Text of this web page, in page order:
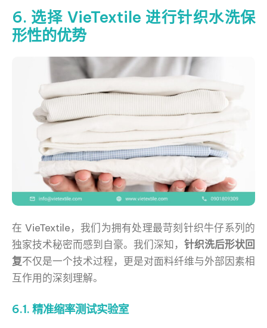
6. 选择 VieTextile 进行针织水洗保
形性的优势
在 VieTextile，我们为拥有处理最苛刻针织牛仔系列的
独家技术秘密而感到自豪。我们深知， 针织洗后形状回
复不仅是一个技术过程，更是对面料纤维与外部因素相
互作用的深刻理解。
6.1. 精准缩率测试实验室